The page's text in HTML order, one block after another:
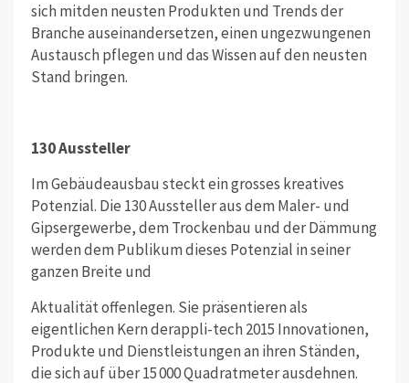
sich mitden neusten Produkten und Trends der
Branche auseinandersetzen, einen ungezwungenen
Austausch pflegen und das Wissen auf den neusten
Stand bringen.
130 Aussteller
Im Gebäudeausbau steckt ein grosses kreatives
Potenzial. Die 130 Aussteller aus dem Maler- und
Gipsergewerbe, dem Trockenbau und der Dämmung
werden dem Publikum dieses Potenzial in seiner
ganzen Breite und
Aktualität offenlegen. Sie präsentieren als
eigentlichen Kern derappli-tech 2015 Innovationen,
Produkte und Dienstleistungen an ihren Ständen,
die sich auf über 15 000 Quadratmeter ausdehnen.